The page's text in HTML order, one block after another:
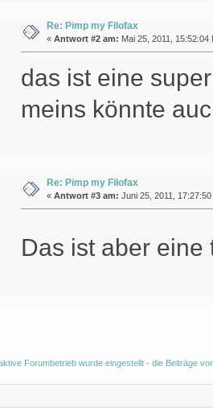
Re: Pimp my Filofax
« Antwort #2 am: Mai 25, 2011, 15:52:04
das ist eine
meins könnte
Re: Pimp my Filofax
« Antwort #3 am: Juni 25, 2011,
Das ist aber
Forumbetrieb wurde eingestellt - die Beiträge